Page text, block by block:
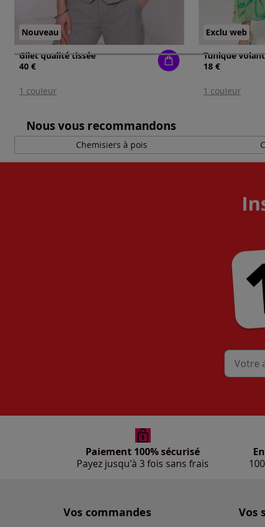
Nouveau
Gilet qualité tissée
40 €
1 couleur
Exclu web
Tunique
18 €
1 couleur
Nous vous recommandons
Chemisiers à pois
Mon
Paiement 100% sécurisé
Payez jusqu'à 3 fois sans frais
Vos commandes Vos